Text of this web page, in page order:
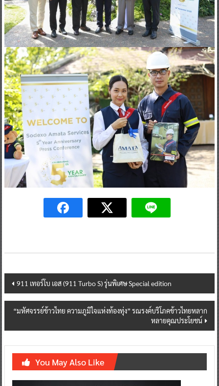
Post
navigation
911 เทอร์โบ เอส (911 Turbo S) รุ่นพิเศษ Special edition
“มหัศจรรย์ข้าวไทย ความภูมิใจแห่งท้องทุ่ง” รณรงค์บริโภคข้าวไทยหลาก
หลายคุณประโยชน์
You May Also Like